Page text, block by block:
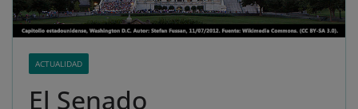
ACTUALIDAD
El Senado